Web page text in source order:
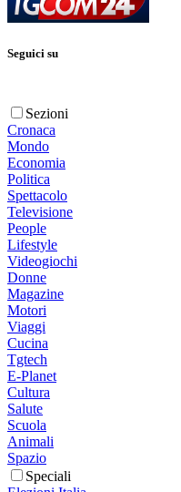
Seguici su
Sezioni
Cronaca
Mondo
Economia
Politica
Spettacolo
Televisione
People
Lifestyle
Videogiochi
Donne
Magazine
Motori
Viaggi
Cucina
Tgtech
E-Planet
Cultura
Salute
Scuola
Animali
Spazio
Speciali